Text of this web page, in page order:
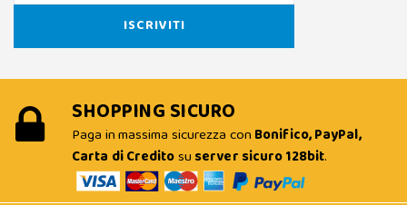
SHOPPING SICURO
Paga in massima sicurezza con Bonifico, PayPal,
Carta di Creditosu server sicuro 128bit.